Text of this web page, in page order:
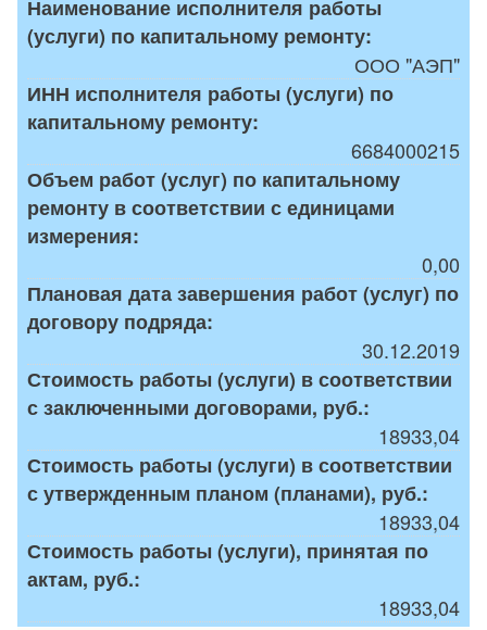
Наименование исполнителя работы
(услуги) по капитальному ремонту:
ООО "АЭП"
ИНН исполнителя работы (услуги) по
капитальному ремонту:
6684000215
Объем работ (услуг) по капитальному
ремонту в соответствии с единицами
измерения:
0,00
Плановая дата завершения работ (услуг) по
договору подряда:
30.12.2019
Стоимость работы (услуги) в соответствии
с заключенными договорами, руб.:
18933,04
Стоимость работы (услуги) в соответствии
с утвержденным планом (планами), руб.:
18933,04
Стоимость работы (услуги), принятая по
актам, руб.:
18933,04